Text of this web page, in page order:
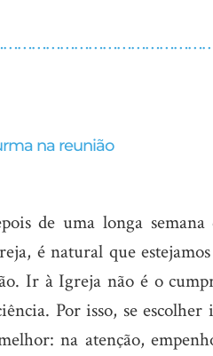
na reunião
de uma longa
é natural que
Ir à Igreja não é o
Por isso, se
na atenção,